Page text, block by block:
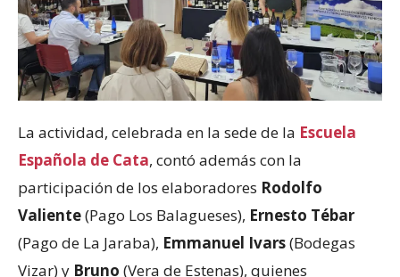
La actividad, celebrada en la sede de la Escuela
Española de Cata, contó además con la
participación de los elaboradores Rodolfo
Valiente(Pago Los Balagueses), Ernesto Tébar
(Pago de La Jaraba), Emmanuel Ivars(Bodegas
Vizar) y Bruno (Vera de Estenas), quienes